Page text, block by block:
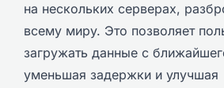
на нескольких серверах,
всему миру. Это позволяет
загружать данные с
уменьшая задержки и улучшая